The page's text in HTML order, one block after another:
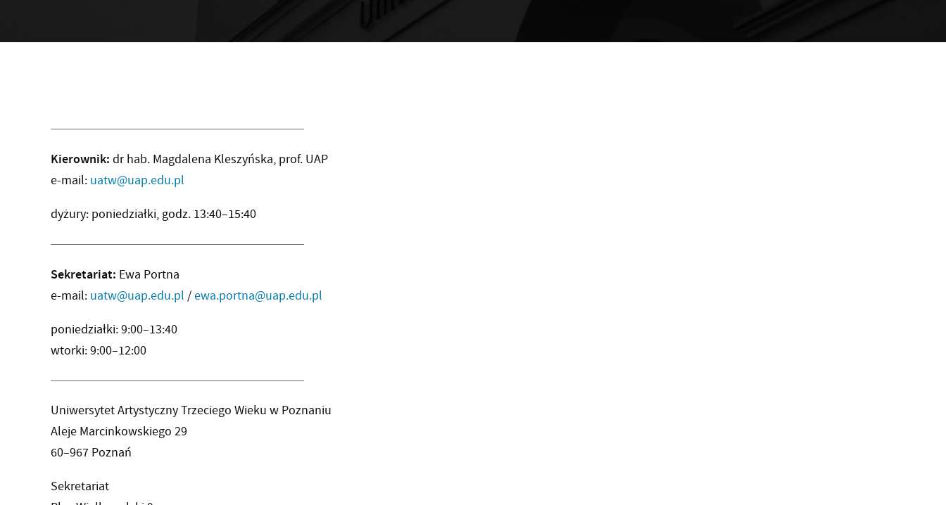
Kierownik: dr hab. Magdalena Kleszyńska, prof. UAP
e-mail: uatw@uap.edu.pl
dyżury: poniedziałki, godz. 13:40–15:40
Sekretariat: Ewa Portna
e-mail: uatw@uap.edu.pl /ewa.portna@uap.edu.pl
poniedziałki: 9:00–13:40
wtorki: 9:00–12:00
Uniwersytet Artystyczny Trzeciego Wieku w Poznaniu
Aleje Marcinkowskiego 29
60–967 Poznań
Sekretariat